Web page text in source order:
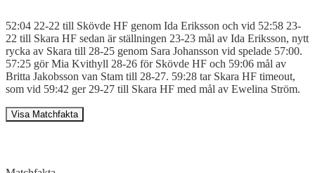
52:04 22-22 till Skövde HF genom Ida Eriksson och vid 52:58 23-
22 till Skara HF sedan är ställningen 23-23 mål av Ida Eriksson, nytt
rycka av Skara till 28-25 genom Sara Johansson vid spelade 57:00.
57:25 gör Mia Kvithyll 28-26 för Skövde HF och 59:06 mål av
Britta Jakobsson van Stam till 28-27. 59:28 tar Skara HF timeout,
som vid 59:42 ger 29-27 till Skara HF med mål av Ewelina Ström.
Visa Matchfakta